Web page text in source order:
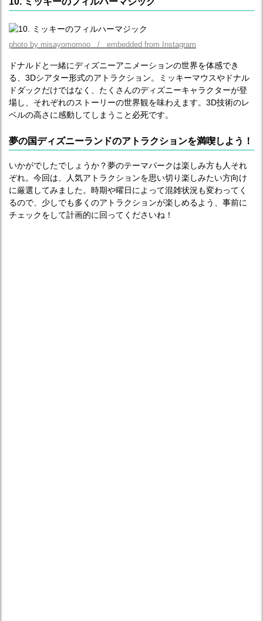
photo by misayomomoo / embedded from Instagram
ドナルドと一緒にディズニーアニメーションの世界を体感でき
る、3Dシアター形式のアトラクション。ミッキーマウスやドナル
ドダックだけではなく、たくさんのディズニーキャラクターが登
場し、それぞれのストーリーの世界観を味わえます。3D技術のレ
ベルの高さに感動してしまうこと必死です。
夢の国ディズニーランドのアトラクションを満喫しよう！
いかがでしたでしょうか？夢のテーマパークは楽しみ方も人それ
ぞれ。今回は、人気アトラクションを思い切り楽しみたい方向け
に厳選してみました。時期や曜日によって混雑状況も変わってく
るので、少しでも多くのアトラクションが楽しめるよう、事前に
チェックをして計画的に回ってくださいね！